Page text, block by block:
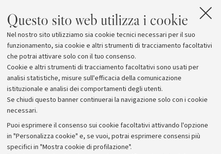
Questo sito web utilizza i cookie
Nel nostro sito utilizziamo sia cookie tecnici necessari per il suo
funzionamento, sia cookie e altri strumenti di tracciamento facoltativi
che potrai attivare solo con il tuo consenso.
Cookie e altri strumenti di tracciamento facoltativi sono usati per
analisi statistiche, misure sull'efficacia della comunicazione
istituzionale e analisi dei comportamenti degli utenti.
Se chiudi questo banner continuerai la navigazione solo con i cookie
necessari.
Puoi esprimere il consenso sui cookie facoltativi attivando l'opzione
in "Personalizza cookie" e, se vuoi, potrai esprimere consensi più
specifici in "Mostra cookie di profilazione".
Archivio
Comunicati stampa